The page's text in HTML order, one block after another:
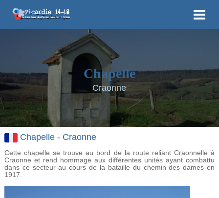
Chapelle
Craonne
Chapelle - Craonne
Cette chapelle se trouve au bord de la route reliant Craonnelle à
Craonne et rend hommage aux différentes unités ayant combattu
dans ce secteur au cours de la bataille du chemin des dames en
1917.